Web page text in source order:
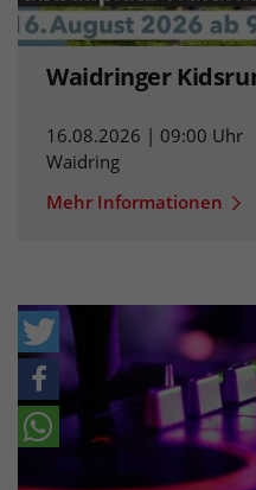
Waidringer
16.08.2026 | 09:00 Uhr
Waidring
Mehr Informationen